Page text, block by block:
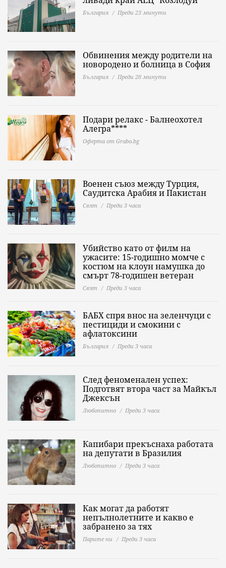
България Преди 23 минути
Обвинения между родители на
новородено и болница в София
България Преди 28 минути
Подари релакс - Балнеохотел
Алегра****
Оферта от Grabo.bg
Военен съюз между Турция,
Саудитска Арабия и Пакистан
Свят Преди 3 часа
Убийство като от филм на
ужасите: 15-годишно момче с
костюм на клоун намушка до
смърт 78-годишен ветеран
Свят Преди 3 часа
БАБХ спря внос на зеленчуци с
пестициди и смокини с
афлатоксини
България Преди 3 часа
След феноменален успех:
Подготвят втора част за Майкъл
Джексън
Любопитно Преди 3 часа
Капибари прекъснаха работата
на депутати в Бразилия
Любопитно Преди 3 часа
Как могат да работят
непълнолетните и какво е
забранено за тях
Парите ни Преди 3 часа